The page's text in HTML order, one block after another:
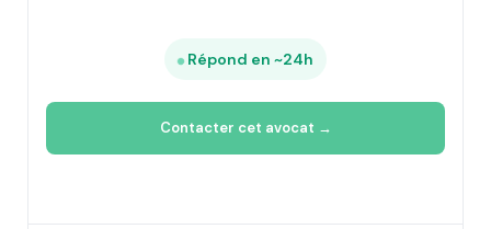
Répond en ~24h
Contacter cet avocat →